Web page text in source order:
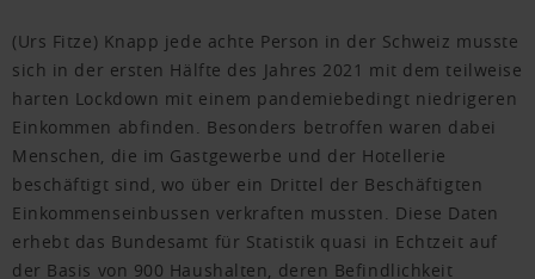
(Urs Fitze) Knapp jede achte Person in der Schweiz musste
sich in der ersten Hälfte des Jahres 2021 mit dem teilweise
harten Lockdown mit einem pandemiebedingt niedrigeren
Einkommen abfinden. Besonders betroffen waren dabei
Menschen, die im Gastgewerbe und der Hotellerie
beschäftigt sind, wo über ein Drittel der Beschäftigten
Einkommenseinbussen verkraften mussten. Diese Daten
erhebt das Bundesamt für Statistik quasi in Echtzeit auf
der Basis von 900 Haushalten, deren Befindlichkeit